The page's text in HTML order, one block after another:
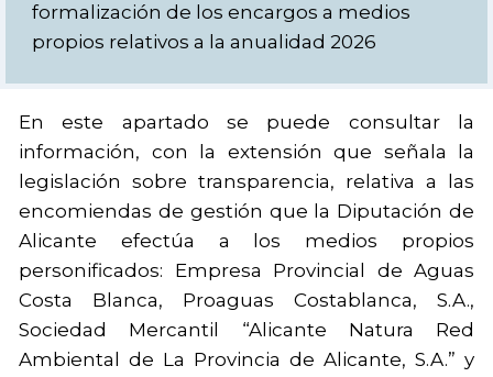
formalización de los encargos a medios
propios relativos a la anualidad 2026
En este apartado se puede consultar la
información, con la extensión que señala la
legislación sobre transparencia, relativa a las
encomiendas de gestión que la Diputación de
Alicante efectúa a los medios propios
personificados: Empresa Provincial de Aguas
Costa Blanca, Proaguas Costablanca, S.A.,
Sociedad Mercantil “Alicante Natura Red
Ambiental de La Provincia de Alicante, S.A.” y